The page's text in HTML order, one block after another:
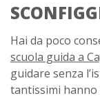
Hai da poco
scuola guida a
guidare senza
tantissimi hanno